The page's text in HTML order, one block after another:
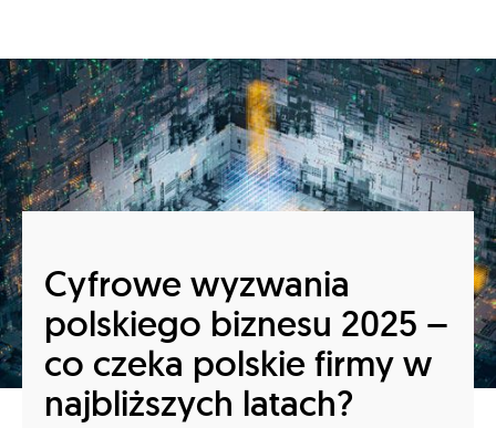
Cyfrowe wyzwania
polskiego biznesu 2025 –
co czeka polskie firmy w
najbliższych latach?